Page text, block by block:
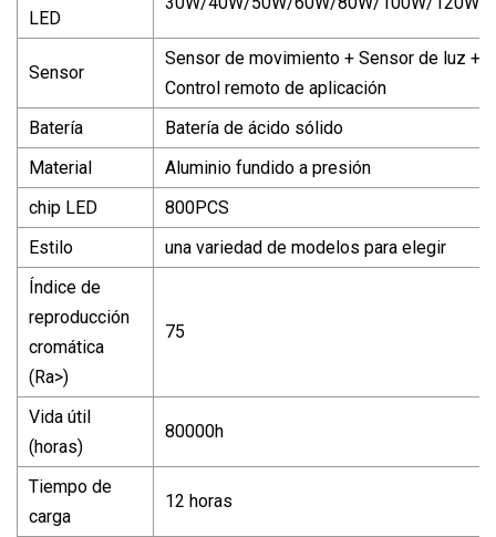
LED
Sensor
Sensor de movimiento + Sensor de luz +
Control remoto de aplicación
Batería
Batería de ácido sólido
Material
Aluminio fundido a presión
chip LED
800PCS
Estilo
una variedad de modelos para elegir
Índice de
reproducción
cromática
(Ra>)
75
Vida útil
(horas)
80000h
Tiempo de
carga
12 horas